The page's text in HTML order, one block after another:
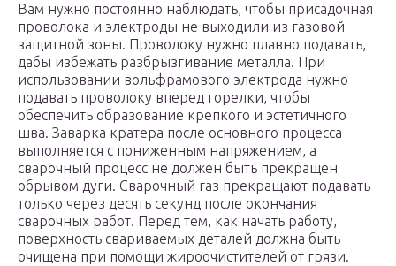
Вам нужно постоянно наблюдать, чтобы присадочная
проволока и электроды не выходили из газовой
защитной зоны. Проволоку нужно плавно подавать,
дабы избежать разбрызгивание металла. При
использовании вольфрамового электрода нужно
подавать проволоку вперед горелки, чтобы
обеспечить образование крепкого и эстетичного
шва. Заварка кратера после основного процесса
выполняется с пониженным напряжением, а
сварочный процесс не должен быть прекращен
обрывом дуги. Сварочный газ прекращают подавать
только через десять секунд после окончания
сварочных работ. Перед тем, как начать работу,
поверхность свариваемых деталей должна быть
очищена при помощи жироочистителей от грязи.